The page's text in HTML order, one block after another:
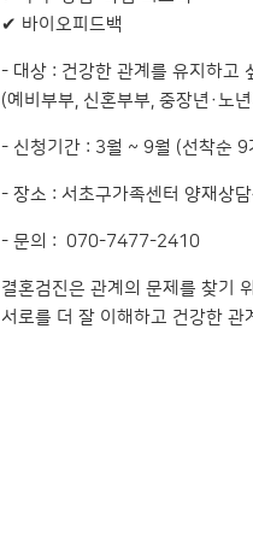
✔ 바이오피드백
- 대상 : 건강한 관계를 유지하고
(예비부부, 신혼부부, 중장년·노
- 신청기간 : 3월 ~ 9월 (선착순 9
- 장소 : 서초구가족센터 양재상담
- 문의 : 070-7477-2410
결혼검진은 관계의 문제를 찾기
서로를 더 잘 이해하고 건강한